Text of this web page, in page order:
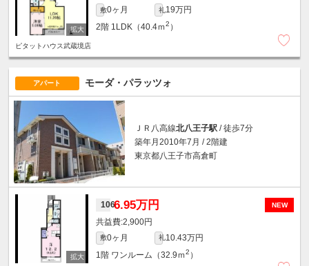
敷0ヶ月 礼19万円
2階 1LDK（40.4ｍ2 ）
ピタットハウス武蔵境店
アパート モーダ・パラッツォ
ＪＲ八高線北八王子駅 / 徒歩7分
築年月2010年7月 / 2階建
東京都八王子市高倉町
NEW
1066.95万円
2,900円
敷0ヶ月 礼10.43万円
1階 ワンルーム（32.9ｍ2 ）